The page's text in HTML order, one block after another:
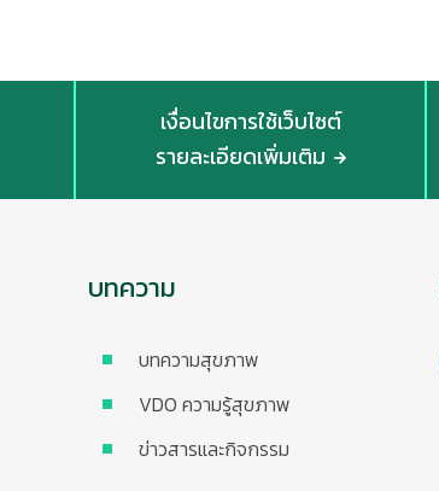
เงื่อนไขการใช้เว็บไซต์
รายละเอียดเพิ่มเติม
บทความ
บทความสุขภาพ
VDO ความรู้สุขภาพ
ข่าวสารและกิจกรรม